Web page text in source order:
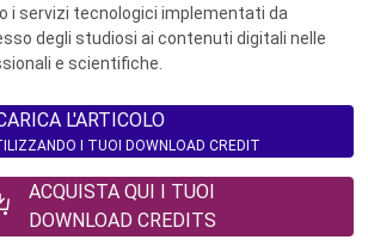
i servizi tecnologici implementati da
degli studiosi ai contenuti digitali nelle
e scientifiche.
L'ARTICOLO
I TUOI DOWNLOAD CREDIT
ACQUISTA QUI I TUOI
DOWNLOAD CREDITS